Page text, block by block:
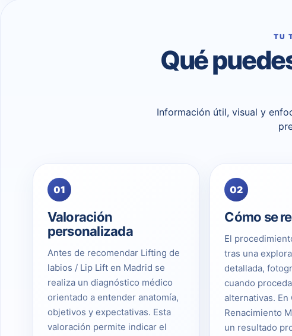
TU
Qué
Información útil, visual y
01
Valoración
personalizada
Antes de recomendar Lifting de
labios / Lip Lift en Madrid se
realiza un diagnóstico médico
orientado a entender anatomía,
objetivos y expectativas. Esta
valoración permite indicar el
02
Cómo se
El
tras una
detallada,
cuando
alternativas. En
Renacimiento
un resultado